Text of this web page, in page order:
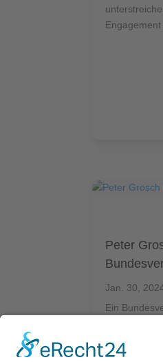
Engagement
Peter
Jan. 30,
Ein
er noch ein